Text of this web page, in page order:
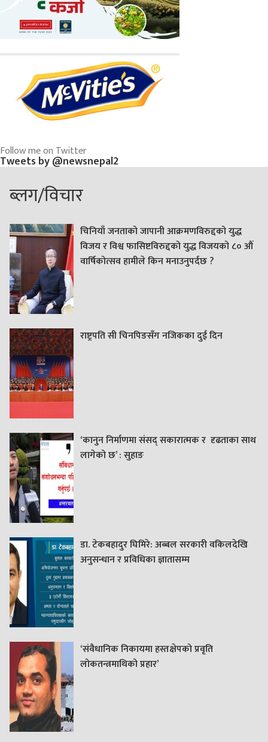
Follow me on Twitter
Tweets by @newsnepal2
ब्लग/विचार
चिनियाँ जनताको जापानी आक्रमणविरुद्दको युद्ध
विजय र विश्व फासिष्टविरुद्दको युद्ध विजयको ८० औं
वार्षिकोत्सव हामीले किन मनाउनुपर्दछ ?
राष्ट्रपति सी चिनपिङसँग नजिकका दुई दिन
‘कानुन निर्माणमा संसद् सकारात्मक र दृढताका साथ
लागेको छ’ : सुहाङ
डा. टेकबहादुर घिमिरे: अब्बल सरकारी वकिलदेखि
अनुसन्धान र प्रविधिका ज्ञातासम्म
‘संवैधानिक निकायमा हस्तक्षेपको प्रवृति
लोकतन्त्रमाथिको प्रहार’